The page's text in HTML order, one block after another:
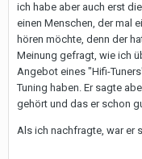
ich habe aber auch erst
einen Menschen, der mal
hören möchte, denn der
Meinung gefragt, wie ich
Angebot eines "Hifi-
Tuning haben. Er sagte
gehört und das er schon
Als ich nachfragte, war er